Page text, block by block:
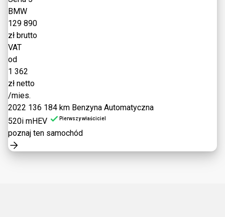
BMW
129 890
zł brutto
VAT
od
1 362
zł netto
/mies.
2022 136 184 km Benzyna Automatyczna
520i mHEV
Pierwszy właściciel
poznaj ten samochód